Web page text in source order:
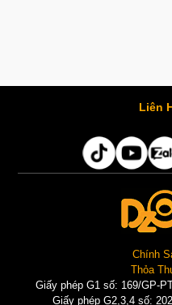
Liên
Chính
Thỏa
Giấy phép G1 số: 169/GP-
Giấy phép G2,3,4 số: